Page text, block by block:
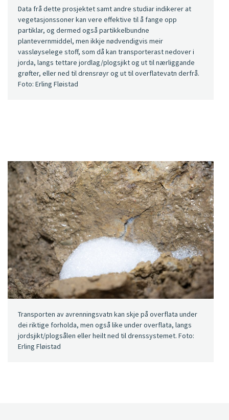
Data frå dette prosjektet samt andre studiar indikerer at
vegetasjonssoner kan vere effektive til å fange opp
partiklar, og dermed også partikkelbundne
plantevernmiddel, men ikkje nødvendigvis meir
vassløyselege stoff, som då kan transporterast nedover i
jorda, langs tettare jordlag/plogsjikt og ut til nærliggande
grøfter, eller ned til drensrøyr og ut til overflatevatn derfrå.
Foto: Erling Fløistad
Transporten av avrenningsvatn kan skje på overflata under
dei riktige forholda, men også like under overflata, langs
jordsjikt/plogsålen eller heilt ned til drenssystemet. Foto:
Erling Fløistad